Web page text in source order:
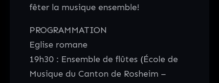
fêter la musique ensemble!
PROGRAMMATION
Eglise romane
19h30 : Ensemble de flûtes (École de
Musique du Canton de Rosheim –